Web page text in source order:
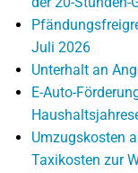
Juli 2026
Unterhalt an
E-Auto-
Umzugskosten
Taxikosten zur